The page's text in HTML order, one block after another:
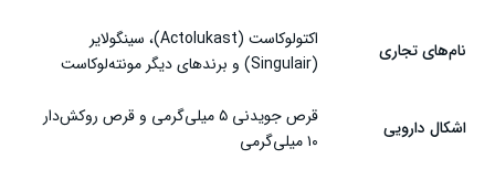
تداخل دارویی قرص اکتولوکاستنام‌های تجاری
اکتولوکاست (Actolukast)، سینگولایر
(Singulair) و برندهای دیگر مونته‌لوکاست
اشکال دارویی
قرص جویدنی ۵ میلی‌گرمی و قرص روکش‌دار
۱۰ میلی‌گرمی